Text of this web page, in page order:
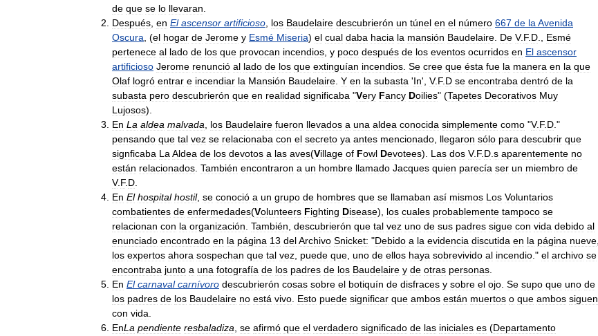
de que se lo llevaran
Después en El ascensor artificioso los Baudelaire descubrierón un túnel en el número 667 de la Avenida
Oscura , (el hogar de Jerome y Esmé Miseria) el cual daba hacia la mansión Baudelaire De V.F. D
Esmé
pertenece al lado de los que provocan incendios y poco después de los eventos ocurridos en El ascensor
artificioso Jerome renunció al lado de los que extinguían incendios Se cree que ésta fue la manera en la que
Olaf logró entrar e incendiar la Mansión Baudelaire Y en la subasta 'In', V.F. D se encontraba dentró de la
subasta pero descubrierón que en realidad significaba "Very Fancy Doilies" (Tapetes Decorativos Muy
Lujosos).
En La aldea malvada los Baudelaire fueron llevados a una aldea conocida simplemente como "V.F. D ."
pensando que tal vez se relacionaba con el secreto ya antes mencionado llegaron sólo para descubrir que
signficaba La Aldea de los devotos a las aves(Village of Fowl Devotees). Las dos V.F. D s aparentemente no
están relacionados También encontraron a un hombre llamado Jacques quien parecía ser un miembro de
V.F. D
En El hospital hostil, se conoció a un grupo de hombres que se llamaban así mismos Los Voluntarios
combatientes de enfermedades(Volunteers Fighting Disease), los cuales probablemente tampoco se
relacionan con la organización También descubrierón que tal vez uno de sus padres sigue con vida debido al
enunciado encontrado en la página 13 delArchivo Snicket: "Debido a la evidencia discutida en la página nueve
los expertos ahora sospechan que tal vez puede que uno de ellos haya sobrevivido al incendio ." el archivo se
encontraba junto a una fotografía de los padres de los Baudelaire y de otras personas
En El carnaval carnívoro descubrierón cosas sobre el botiquín de disfraces y sobre el ojo Se supo que uno de
los padres de los Baudelaire no está vivo Esto puede significar que ambos están muertos o que ambos siguen
con vida
EnLa pendiente resbaladiza se afirmó que el verdadero significado de las iniciales es (Departamento